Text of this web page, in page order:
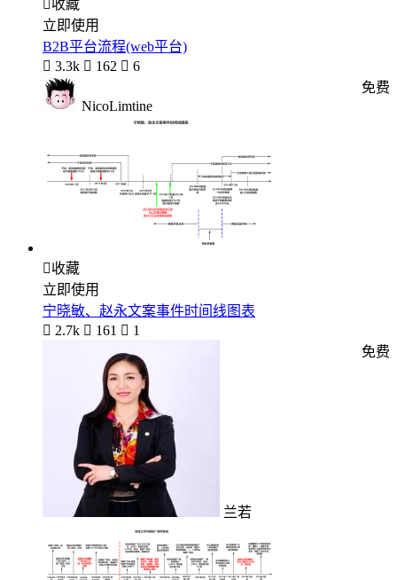
收藏
立即使用
B2B平台流程(web平台)
 3.3k  162  6
NicoLimtine
免费
收藏
立即使用
宁晓敏、赵永文案事件时间线图表
 2.7k  161  1
兰若
免费